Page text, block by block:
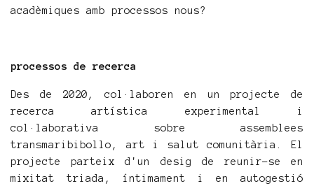
acadèmiques amb processos nous?
processos de recerca
Des de 2020, col·laboren en un projecte de
recerca artística experimental i
col·laborativa sobre assemblees
transmaribibollo, art i salut comunitària. El
projecte parteix d'un desig de reunir-se en
mixitat triada, íntimament i en autogestió